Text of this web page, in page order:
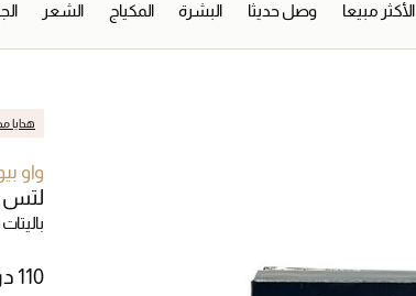
الأكثر مبيعا وصل حديثا البشرة المكياج الشعر
هدايا
واو
لتس